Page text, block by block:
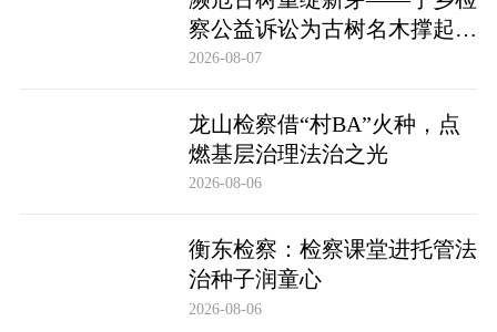
察公益诉讼为古树名木撑起法
治“保护伞”
2026-08-07
龙山检察借“村BA”火种，点
燃基层治理法治之光
2026-08-06
衡东检察：检察课堂进托管法
治种子润童心
2026-08-06